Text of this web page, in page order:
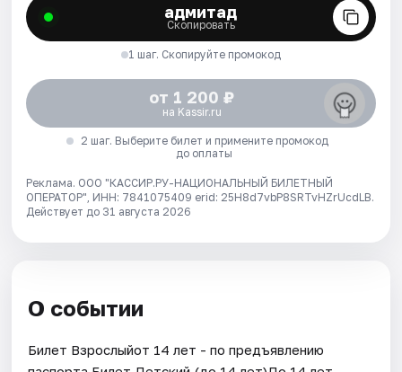
адмитад
Скопировать
1 шаг. Скопируйте промокод
от 1 200 ₽
на Kassir.ru
2 шаг. Выберите билет и примените промокод
до оплаты
Реклама. ООО "КАССИР.РУ-НАЦИОНАЛЬНЫЙ БИЛЕТНЫЙ
ОПЕРАТОР", ИНН: 7841075409 erid: 25H8d7vbP8SRTvHZrUcdLB.
Действует до 31 августа 2026
О событии
Билет Взрослыйот 14 лет - по предъявлению